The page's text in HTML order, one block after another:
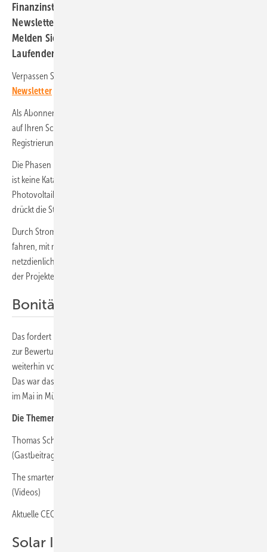
Finanzinstitute tun sich schwer. Unser nächster
Newsletter für Anleger erscheint am 11. Juni 2025.
Melden Sie sich rechtzeitig an, dann bleiben Sie auf dem
Laufenden!
Verpassen Sie nichts: Melden Sie sich
Newsletter
Als Abonnent erhalten Sie den neuen
auf Ihren Schreibtisch - mit einem Klick und ohne vorherige
Registrierung!
Die Phasen mit negativen Strompreisen wachsen dramatisch an. Das
ist keine Katastrophe, eher Zeichen des erfolgreichen Ausbaus der
Photovoltaik. Sonnenstrom macht sich in den Netzen bemerkbar und
drückt die Strompreise.
Durch Stromspeicher können Solarparks neue Geschäftsmodelle
fahren, mit marktgerechter Einspeisung, Energiehandel und
netzdienlichen Funktionen. Damit rückt zunehmend die Finanzierung
der Projekte unabhängig von der EEG-Vergütung in den Blick.
Bonität neu bewerten
Das fordert Banken und Fonds heraus: Sie müssen neue Instrumente
zur Bewertung der Bonität von Projekten entwickeln, wollen sie
weiterhin vom Aufschwung der erneuerbaren Energien profitieren.
Das war das wichtigste Thema zur Fachmesse The smarter E Europe
im Mai in München.
Die Themen im Überblick:
Thomas Schoy: Verharren die Banken im Dämmerschlaf?
(Gastbeitrag)
The smarter E Europe: Wichtige Innovationen für das Projektgeschäft
(Videos)
Aktuelle CEO-Talks zu den Trends im Projektgeschäft (Videos)
Solar Investors Guide E-Paper